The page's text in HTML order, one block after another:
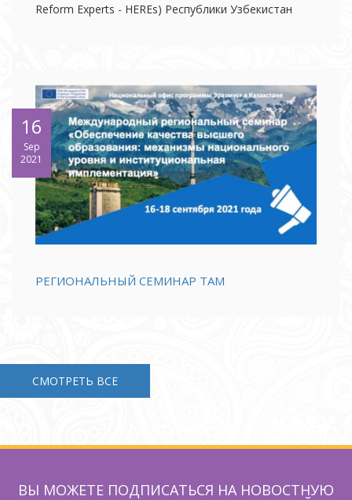
Reform Experts - HEREs) Республики Узбекистан
16
Sep
2021
РЕГИОНАЛЬНЫЙ СЕМИНАР ТАМ
СМОТРЕТЬ ВСЕ
ВЫ МОЖЕТЕ ПОДПИСАТЬСЯ НА НОВОСТНУЮ